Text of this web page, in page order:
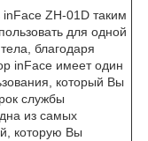
ZH-01D таким
для одной
благодаря
inFace имеет один
который Вы
службы
из самых
которую Вы